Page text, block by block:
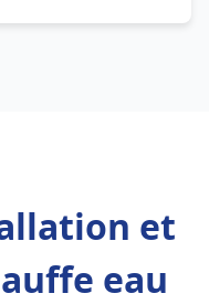
et
eau